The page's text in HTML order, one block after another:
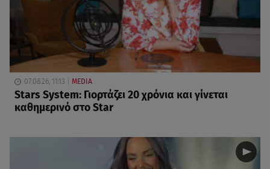
07.08.26, 11:13 MEDIA
Stars System: Γιορτάζει 20 χρόνια και γίνεται
καθημερινό στο Star